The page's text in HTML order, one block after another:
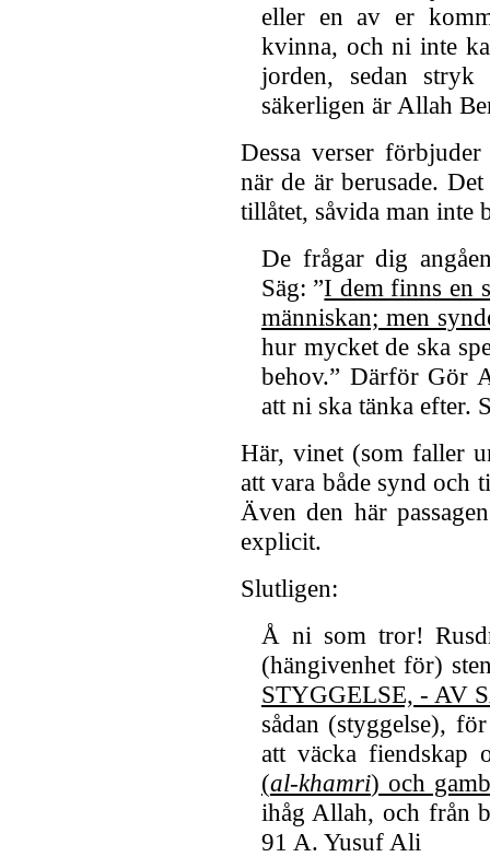
eller en av er
kvinna, och ni inte
jorden, sedan
säkerligen är Allah
Dessa verser
när de är berusade.
tillåtet, såvida man inte
De frågar dig
Säg: ”I dem finns en
människan; men
hur mycket de ska
behov.” Därför Gör
att ni ska tänka efter.
Här, vinet (som faller
att vara både synd och
Även den här
explicit.
Slutligen:
Å ni som tror!
(hängivenhet för)
STYGGELSE, - AV
sådan (styggelse),
att väcka fiendskap
(al-khamri) och
ihåg Allah, och från
91 A. Yusuf Ali